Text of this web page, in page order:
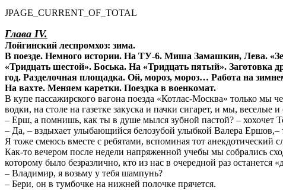
JPAGE_CURRENT_OF_TOTAL
Глава IV.
Лойгинский леспромхоз: зима.
В поезде. Немного истории. На ТУ-6. Миша Замашкин, Лева.
«Тридцать шестой». Боська. На «Тридцать пятый».
год. Разделочная площадка. Ой, мороз, мороз… Работа на
На вахте. Меняем каретки. Поездка в военкомат.
В купе пассажирского вагона поезда «Котлас-Москва» только
водки, на столе на газетке закуска и пачки сигарет, и мы,
– Ерш, а помнишь, как ты в душе мылся зубной пастой? – хохочет
– Да, – вздыхает улыбающийся белозубой улыбкой Валера Ершов,–
Я тоже смеюсь вместе с ребятами, вспоминая тот анекдотический
Как-то вечером после недели напряженной учебы мы собрались
которому было безразлично, кто из нас в очередной раз останется
– Владимир, я возьму у тебя шампунь?
– Бери, он в тумбочке на нижней полочке прячется.